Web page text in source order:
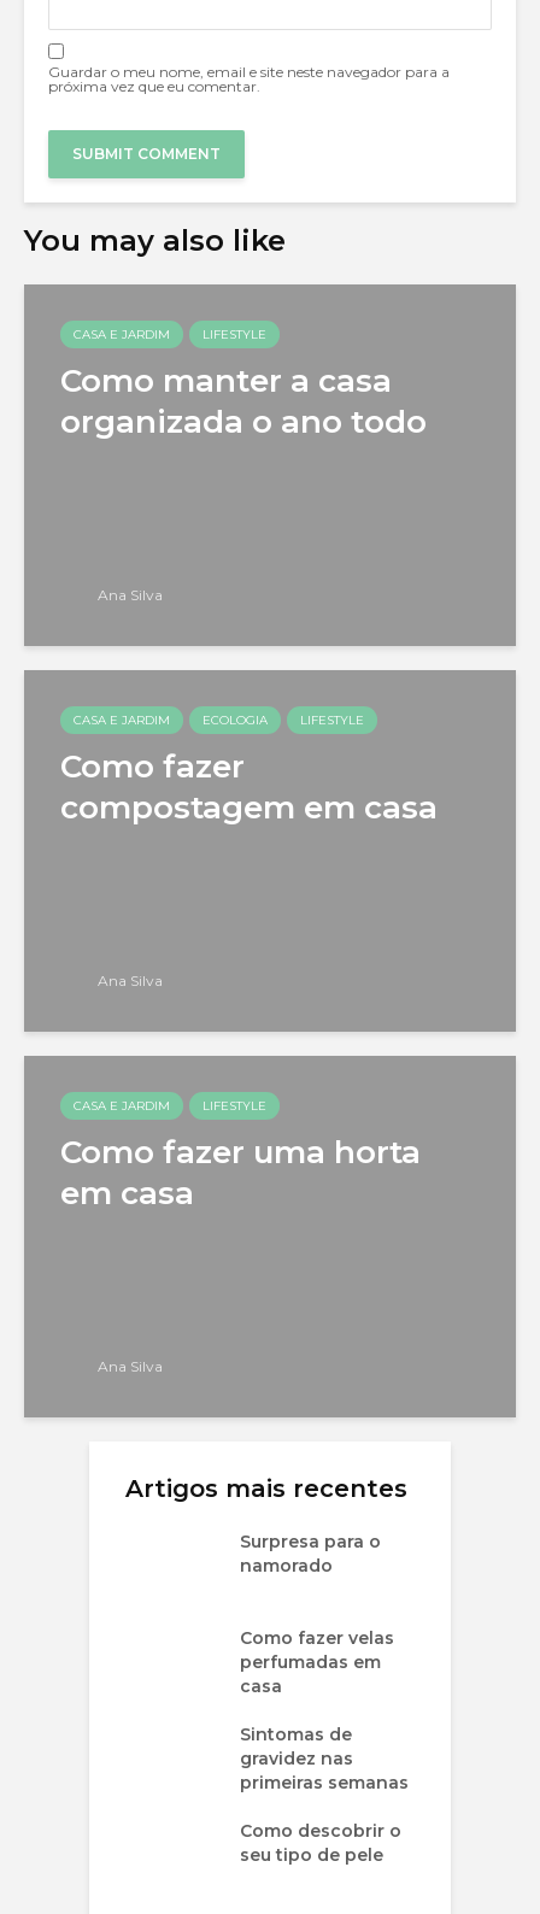
Guardar o meu nome, email e site neste navegador para a
próxima vez que eu comentar.
You may also like
CASA E JARDIM LIFESTYLE
Como manter a casa
organizada o ano todo
Ana Silva
CASA E JARDIM ECOLOGIA LIFESTYLE
Como fazer
compostagem em casa
Ana Silva
CASA E JARDIM LIFESTYLE
Como fazer uma horta
em casa
Ana Silva
Artigos mais recentes
Surpresa para o
namorado
Como fazer velas
perfumadas em
casa
Sintomas de
gravidez nas
primeiras semanas
Como descobrir o
seu tipo de pele